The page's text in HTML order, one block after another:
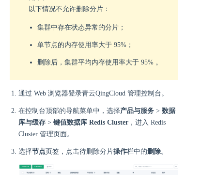
以下情况不允许删除分片：
集群中存在状态异常的分片；
单节点的内存使用率大于 95%；
删除后，集群平均内存使用率大于 95% 。
通过 Web 浏览器登录青云QingCloud 管理控制台。
在控制台顶部的导航菜单中，选择产品与服务 > 数据
库与缓存 > 键值数据库 Redis Cluster ，进入 Redis
Cluster 管理页面。
选择节点页签，点击待删除分片操作栏中的删除。